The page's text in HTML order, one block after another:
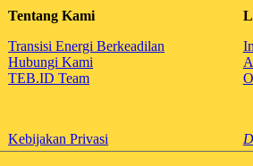
Tentang Kami
Transisi Energi Berkeadilan
Hubungi Kami
TEB.ID Team
Kebijakan Privasi